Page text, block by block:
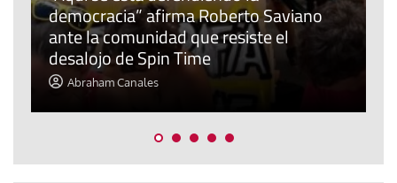
Ceuta: ¿qué derechos tienen los
menores de edad extranjeros que
llegaron?
Elisa Brey